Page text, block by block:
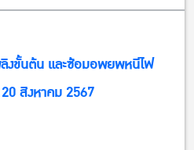
งขั้นต้น และซ้อมอพยพหนีไฟ
สิงหาคม 2567